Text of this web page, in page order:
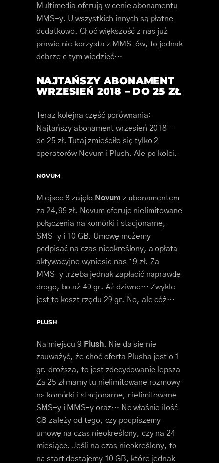
Multimedia oferują w cenie abonamentu
MMS-y. U wszystkich innych są płatne
dodatkowo. Choć większość z nas już
prawie nie korzysta z MMS-ów, to jednak
dobrze o tym wiedzieć…
NAJTAŃSZY ABONAMENT
WRZESIEŃ 2018 – DO 25 ZŁ
Teraz kolejna część porównania:
Najtańszy abonament wrzesień 2018 –
do 25 zł. Tutaj zmieściło się tylko 2
operatorów Novum i Plush. Ale po kolei.
NOVUM
Miejsce 8 zajęło Novum z abonamentem
za 24,99 zł. Novum oferuje nielimitowane
połączenia na komórki i stacjonarne,
SMS-y i 10 GB. Umowę możemy
podpisać na czas nieokreślony, a opłata
aktywacyjne wyniesie nas 19 zł. Za
MMS-y trzeba jednak zapłacić naprawdę
drogo, bo aż 40 gr. Aż dziwne… Zwykle
jest to koszt rzędu 29 gr. No, ale cóż…
PLUSH
Na miejscu 9 Plush. Nie da się nie
zauważyć, że choć oferta Plusha jest o 1
gr. droższa, to jest zdecydowanie lepsza
Za 25 zł mamy tu nielimitowane rozmowy
na komórki i stacjonarne, nielimitowane
SMS-y i MMS-y oraz… No właśnie ilość
GB zależy od tego, czy podpiszemy
umowę na czas nieokreślony, czy na 24
miesiące. Jeśli na czas nieokreślony, to
na start dostajemy 10 GB, które jednak